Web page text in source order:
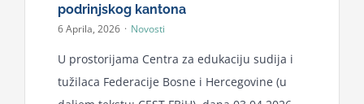
podrinjskog kantona
6 Aprila, 2026 · Novosti
U prostorijama Centra za edukaciju sudija i
tužilaca Federacije Bosne i Hercegovine (u